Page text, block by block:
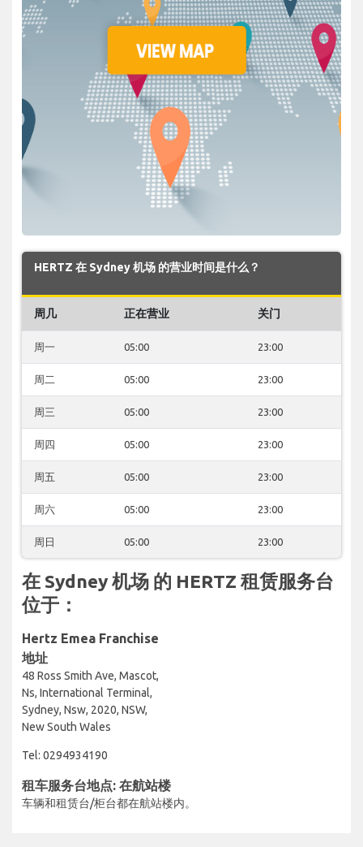
HERTZ 在 Sydney 机场 的营业时间是什么？
周几 正在营业 关门
周一 05:00 23:00
周二 05:00 23:00
周三 05:00 23:00
周四 05:00 23:00
周五 05:00 23:00
周六 05:00 23:00
周日 05:00 23:00
在 Sydney 机场 的 HERTZ 租赁服务台
位于：
Hertz Emea Franchise
地址
48 Ross Smith Ave, Mascot,
Ns, International Terminal,
Sydney, Nsw, 2020, NSW,
New South Wales
Tel: 0294934190
租车服务台地点: 在航站楼
车辆和租赁台/柜台都在航站楼内。